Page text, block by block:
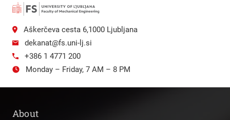
Aškerčeva cesta 6,1000 Ljubljana
dekanat@fs.uni-lj.si
+386 1 4771 200
Monday – Friday, 7 AM – 8 PM
About